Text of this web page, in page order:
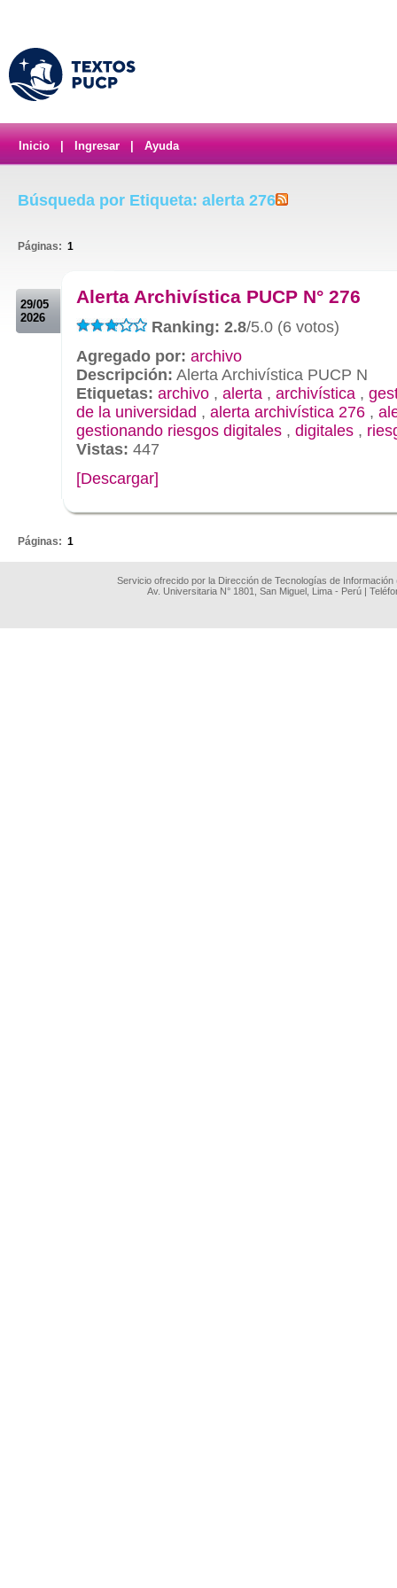
Inicio Ingresar Ayuda
Búsqueda por Etiqueta: alerta 276
Páginas: 1
29/05
2026
Alerta Archivística PUCP N° 276
Ranking: 2.8/5.0 (6 votos)
Agregado por: archivo
Descripción: Alerta Archivística PUCP N
Etiquetas: archivo , alerta , archivística ,
de la universidad , alerta archivística 276 ,
gestionando riesgos digitales , digitales ,
Vistas: 447
[Descargar]
Páginas: 1
Servicio ofrecido por la Dirección de Tecnologías de
Av. Universitaria N° 1801, San Miguel, Lima - Perú |